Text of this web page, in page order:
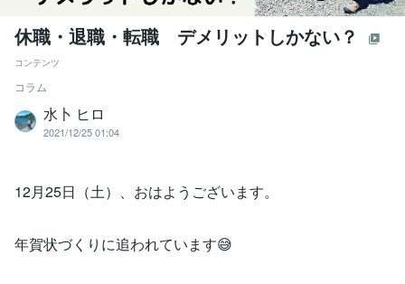
休職・退職・転職 デメリットしかない？
コンテンツ
コラム
水卜 ヒロ
2021/12/25 01:04
12月25日（土）、おはようございます。
年賀状づくりに追われています😅